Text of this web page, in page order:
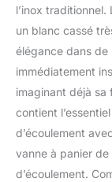
l’inox traditionnel.
un blanc cassé
élégance dans de
immédiatement
imaginant déjà sa
contient
d’écoulement
vanne à panier
d’écoulement.